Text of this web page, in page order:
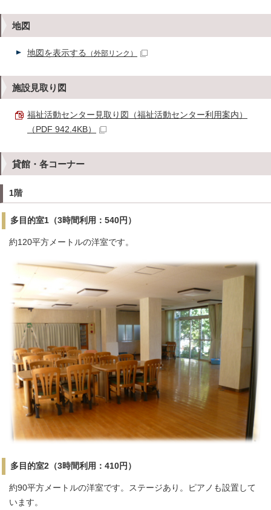
地図
地図を表示する （外部リンク）
施設見取り図
福祉活動センター見取り図（福祉活動センター利用案内）
（PDF 942.4KB）
貸館・各コーナー
1階
多目的室1（3時間利用：540円）
約120平方メートルの洋室です。
多目的室2（3時間利用：410円）
約90平方メートルの洋室です。ステージあり。ピアノも設置して
います。